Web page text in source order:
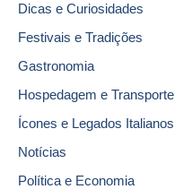
Dicas e Curiosidades
Festivais e Tradições
Gastronomia
Hospedagem e Transporte
Ícones e Legados Italianos
Notícias
Política e Economia